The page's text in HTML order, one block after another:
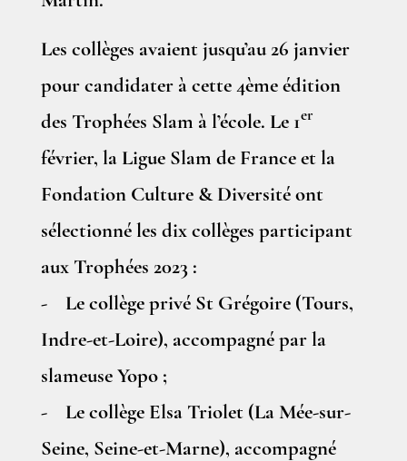
Les collèges avaient jusqu’au 26 janvier
pour candidater à cette 4ème édition
des Trophées Slam à l’école. Le 1er
février, la Ligue Slam de France et la
Fondation Culture & Diversité ont
sélectionné les dix collèges participant
aux Trophées 2023 :
- Le collège privé St Grégoire (Tours,
Indre-et-Loire), accompagné par la
slameuse Yopo ;
- Le collège Elsa Triolet (La Mée-sur-
Seine, Seine-et-Marne), accompagné